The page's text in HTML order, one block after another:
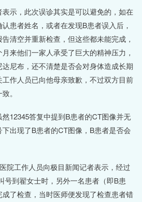
示，此次误诊其实是可以避免的，如在
患者姓名，或者在发现B患者误入后，
清空并重新检查，但这些都未能完成，
来他们一家人承受了巨大的精神压力，
尼布，还不清楚是否会对身体造成长期
作人员已向他母亲致歉，不过双方目前
。
12345答复中提到B患者的CT图像并无
出现了B患者的CT图像，B患者是否会
院工作人员向极目新闻记者表示，经过
号到翟女士时，另外一名患者（即B患
了检查，当时医师便发现了检查患者错